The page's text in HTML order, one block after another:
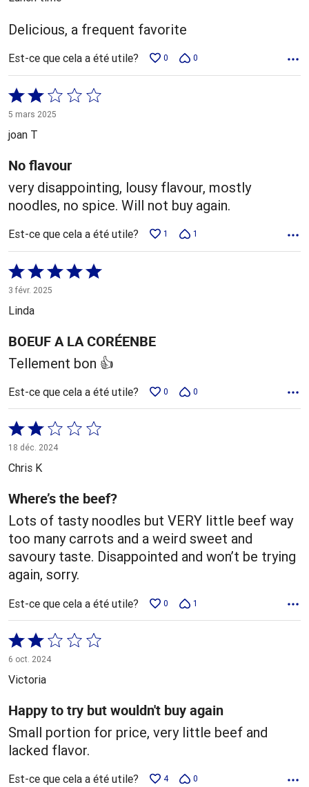
Delicious, a frequent favorite
Est-ce que cela a été utile? 0 0
Coté
2 sur
5
5 mars 2025
joan T
No flavour
very disappointing, lousy flavour, mostly
noodles, no spice. Will not buy again.
Est-ce que cela a été utile? 1 1
Coté
5 sur
5
3 févr. 2025
Linda
BOEUF A LA CORÉENBE
Tellement bon 👍
Est-ce que cela a été utile? 0 0
Coté
2 sur
5
18 déc. 2024
Chris K
Where’s the beef?
Lots of tasty noodles but VERY little beef way
too many carrots and a weird sweet and
savoury taste. Disappointed and won’t be trying
again, sorry.
Est-ce que cela a été utile? 0 1
Coté
2 sur
5
6 oct. 2024
Victoria
Happy to try but wouldn't buy again
Small portion for price, very little beef and
lacked flavor.
Est-ce que cela a été utile? 4 0